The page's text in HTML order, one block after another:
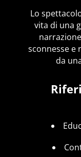
Lo
vita di una
sconnesse e
da